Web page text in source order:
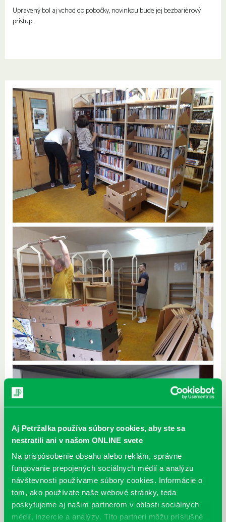
Aj Petržalka používa súbory cookies, aby ste sa
nestratili ani v našom ONLINE svete
Na prispôsobenie obsahu alebo reklám, správne
fungovanie prepojených sociálnych médií a analýzu
návštevnosti používame súbory cookies. Informácie o
tom, ako používate naše webové stránky, teda
poskytujeme aj našim partnerom v oblasti sociálnych
médií, inzercie a analýzy. Títo partneri môžu príslušné
Upravený bol aj vchod do pobočky, novinkou bude jej bezbariérový
prístup.